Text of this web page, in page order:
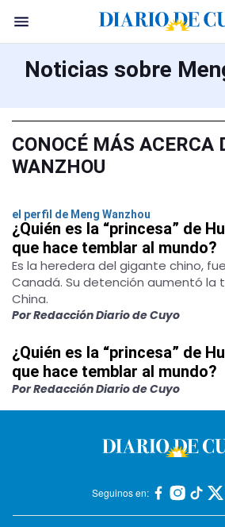
Noticias sobre
CONOCÉ MÁS ACERCA
WANZHOU
el perfil de Meng Wanzhou
¿Quién es la “princesa” de
que hace temblar al mundo?
Es la heredera del gigante chino,
Canadá. Su detención aumentó la
China.
Por Redacción Diario de Cuyo
¿Quién es la “princesa” de
que hace temblar al mundo?
Por Redacción Diario de Cuyo
Seguinos en: